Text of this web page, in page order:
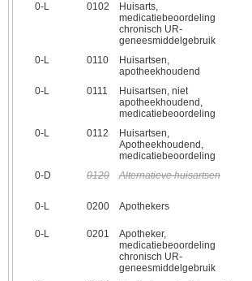
0‑L
0102
Huisarts,
medicatiebeoordeling
chronisch UR-
geneesmiddelgebruik
0‑L 0110
Huisartsen,
apotheekhoudend
0‑L
0111
Huisartsen, niet
apotheekhoudend,
medicatiebeoordeling
0‑L 0112
Huisartsen,
Apotheekhoudend,
medicatiebeoordeling
0‑D 0120 Alternatieve huisartsen
0‑L
0200 Apothekers
0‑L
0201
Apotheker,
medicatiebeoordeling
chronisch UR-
geneesmiddelgebruik